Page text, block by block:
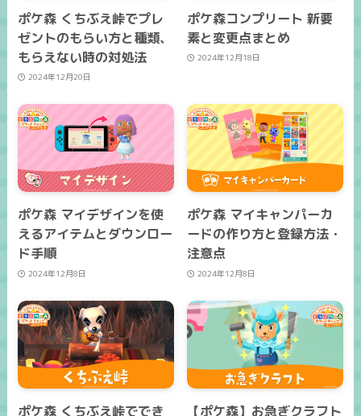
ポケ森 くちぶえ峠でプレ
ゼントのもらい方と種類、
もらえない時の対処法
2024年12月20日
ポケ森コンプリート 新要
素と変更点まとめ
2024年12月18日
ポケ森 マイデザインを使
えるアイテムとダウンロー
ド手順
2024年12月8日
ポケ森 マイキャンパーカ
ードの作り方と登録方法・
注意点
2024年12月8日
ポケ森 くちぶえ峠ででき
【ポケ森】お急ぎクラフト